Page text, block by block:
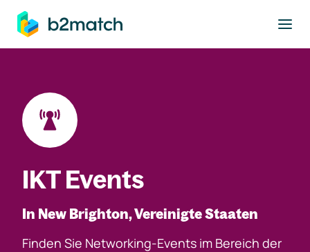
springen
IKT Events
In New Brighton, Vereinigte Staaten
Finden Sie Networking-Events im Bereich der